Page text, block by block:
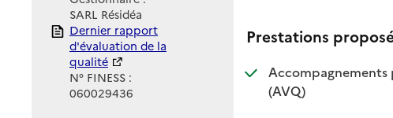
SARL Résidéa
Rapport HAS
Dernier rapport
d'évaluation de la
qualité
N° FINESS :
060029436
Prestations
Accompagnements
(AVQ)
: disponible
: non disponible